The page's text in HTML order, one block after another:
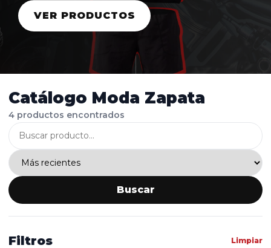
VER PRODUCTOS
Catálogo Moda Zapata
4 productos encontrados
Buscar
Filtros Limpiar